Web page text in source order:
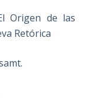
Origen de las
Retórica